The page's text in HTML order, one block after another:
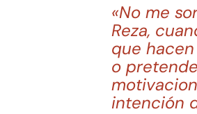
«No me
Reza,
que
o
intención